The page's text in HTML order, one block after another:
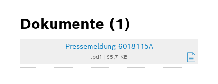
Dokumente (1)
Pressemeldung 6018115A
.pdf| 95,7 KB